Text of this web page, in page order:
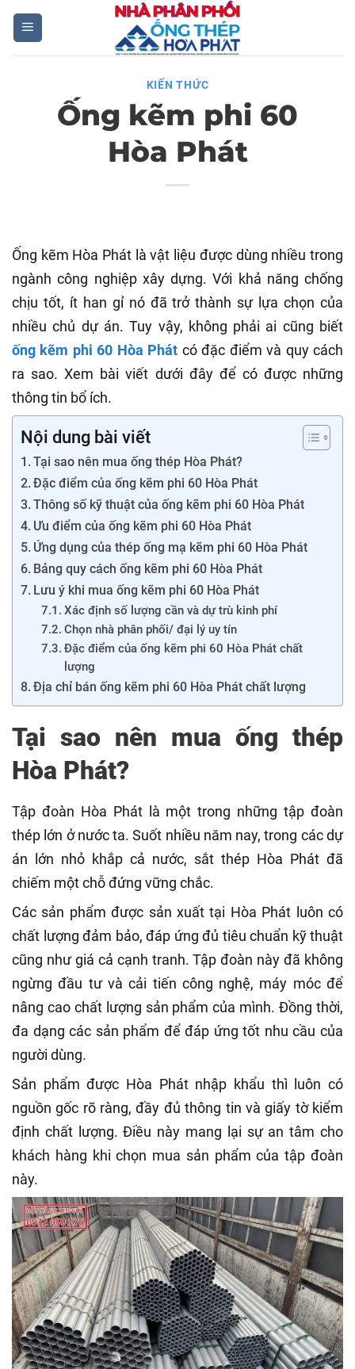
Skip
content
KIẾN THỨC
Ống kẽm phi 60
Hòa Phát
Ống kẽm Hòa Phát là vật liệu được dùng nhiều trong
ngành công nghiệp xây dựng. Với khả năng chống
chịu tốt, ít han gỉ nó đã trở thành sự lựa chọn của
nhiều chủ dự án. Tuy vậy, không phải ai cũng biết
ống kẽm phi 60 Hòa Phát có đặc điểm và quy cách
ra sao. Xem bài viết dưới đây để có được những
thông tin bổ ích.
Nội dung bài viết
Tại sao nên mua ống thép Hòa Phát?
Đặc điểm của ống kẽm phi 60 Hòa Phát
Thông số kỹ thuật của ống kẽm phi 60 Hòa Phát
Ưu điểm của ống kẽm phi 60 Hòa Phát
Ứng dụng của thép ống mạ kẽm phi 60 Hòa Phát
Bảng quy cách ống kẽm phi 60 Hòa Phát
Lưu ý khi mua ống kẽm phi 60 Hòa Phát
Xác định số lượng cần và dự trù kinh phí
Chọn nhà phân phối/ đại lý uy tín
Đặc điểm của ống kẽm phi 60 Hòa Phát chất
lượng
Địa chỉ bán ống kẽm phi 60 Hòa Phát chất lượng
Tại sao nên mua ống thép
Hòa Phát?
Tập đoàn Hòa Phát là một trong những tập đoàn
thép lớn ở nước ta. Suốt nhiều năm nay, trong các dự
án lớn nhỏ khắp cả nước, sắt thép Hòa Phát đã
chiếm một chỗ đứng vững chắc.
Các sản phẩm được sản xuất tại Hòa Phát luôn có
chất lượng đảm bảo, đáp ứng đủ tiêu chuẩn kỹ thuật
cũng như giá cả cạnh tranh. Tập đoàn này đã không
ngừng đầu tư và cải tiến công nghệ, máy móc để
nâng cao chất lượng sản phẩm của mình. Đồng thời,
đa dạng các sản phẩm để đáp ứng tốt nhu cầu của
người dùng.
Sản phẩm được Hòa Phát nhập khẩu thì luôn có
nguồn gốc rõ ràng, đầy đủ thông tin và giấy tờ kiểm
định chất lượng. Điều này mang lại sự an tâm cho
khách hàng khi chọn mua sản phẩm của tập đoàn
này.